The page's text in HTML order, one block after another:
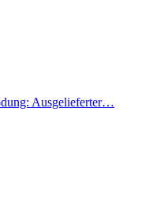
Ausgelieferter…